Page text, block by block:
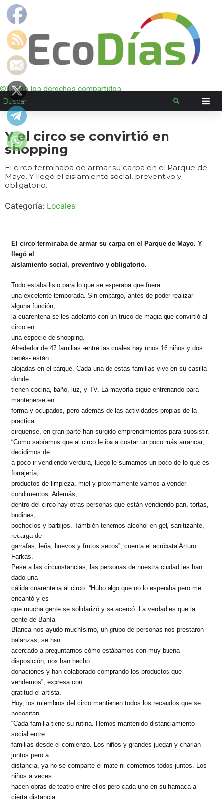
©Todos los derechos compartidos
Y el circo se convirtió en
shopping
El circo terminaba de armar su carpa en el Parque de
Mayo. Y llegó el aislamiento social, preventivo y
obligatorio.
Categoría: Locales
El circo terminaba de armar su carpa en el Parque de Mayo. Y
llegó el
aislamiento social, preventivo y obligatorio.
Todo estaba listo para lo que se esperaba que fuera
una excelente temporada. Sin embargo, antes de poder realizar
alguna función,
la cuarentena se les adelantó con un truco de magia que convirtió al
circo en
una especie de shopping.
Alrededor de 47 familias -entre las cuales hay unos 16 niños y dos
bebés- están
alojadas en el parque. Cada una de estas familias vive en su casilla
donde
tienen cocina, baño, luz, y TV. La mayoría sigue entrenando para
mantenerse en
forma y ocupados, pero además de las actividades propias de la
practica
cirquense, en gran parte han surgido emprendimientos para subsistir.
“Como sabíamos que al circo le iba a costar un poco más arrancar,
decidimos de
a poco ir vendiendo verdura, luego le sumamos un poco de lo que es
forrajería,
productos de limpieza, miel y próximamente vamos a vender
condimentos. Además,
dentro del circo hay otras personas que están vendiendo pan, tortas,
budines,
pochoclos y barbijos. También tenemos alcohol en gel, sanitizante,
recarga de
garrafas, leña, huevos y frutos secos”, cuenta el acróbata Arturo
Farkas.
Pese a las circunstancias, las personas de nuestra ciudad les han
dado una
cálida cuarentena al circo. “Hubo algo que no lo esperaba pero me
encantó y es
que mucha gente se solidarizó y se acercó. La verdad es que la
gente de Bahía
Blanca nos ayudó muchísimo, un grupo de personas nos prestaron
balanzas, se han
acercado a preguntarnos cómo estábamos con muy buena
disposición, nos han hecho
donaciones y han colaborado comprando los productos que
vendemos”, expresa con
gratitud el artista.
Hoy, los miembros del circo mantienen todos los recaudos que se
necesitan.
“Cada familia tiene su rutina. Hemos mantenido distanciamiento
social entre
familias desde el comienzo. Los niños y grandes juegan y charlan
juntos pero a
distancia, ya no se comparte el mate ni comemos todos juntos. Los
niños a veces
hacen obras de teatro entre ellos pero cada uno en su hamaca a
cierta distancia